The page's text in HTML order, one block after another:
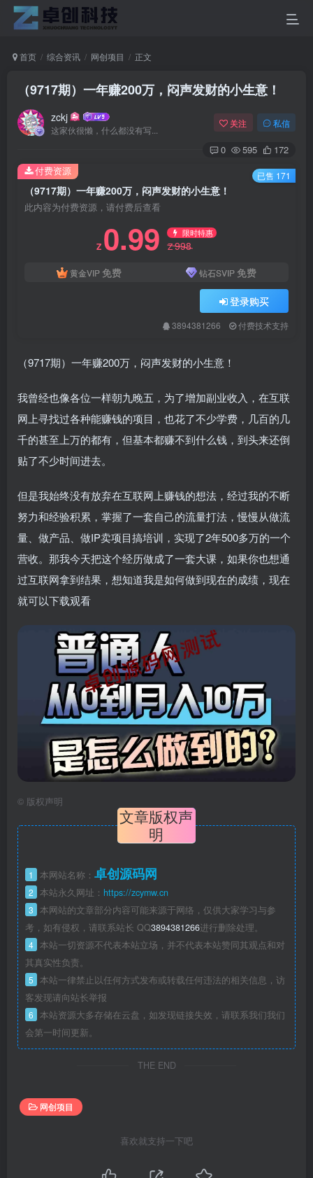
首页 综合资讯 网创项目 正文
（9717期）一年赚200万，闷声发财的小生意！
zckj
这家伙很懒，什么都没有写...
关注 私信
0 595 172
（9717期）一年赚200万，闷声发财的小生意！
此内容为付费资源，请付费后查看
Z 0.99 限时特惠
Z998
黄金VIP 免费 钻石SVIP 免费
登录购买
3894381266 付费技术支持
付费资源 已售 171
（9717期）一年赚200万，闷声发财的小生意！
我曾经也像各位一样朝九晚五，为了增加副业收入，在互联
网上寻找过各种能赚钱的项目，也花了不少学费，几百的几
千的甚至上万的都有，但基本都赚不到什么钱，到头来还倒
贴了不少时间进去。
但是我始终没有放弃在互联网上赚钱的想法，经过我的不断
努力和经验积累，掌握了一套自己的流量打法，慢慢从做流
量、做产品、做IP卖项目搞培训，实现了2年500多万的一个
营收。那我今天把这个经历做成了一套大课，如果你也想通
过互联网拿到结果，想知道我是如何做到现在的成绩，现在
就可以下载观看
© 版权声明
文章版权声
明
1 本网站名称： 卓创源码网
2 本站永久网址： https://zcymw.cn
3 本网站的文章部分内容可能来源于网络，仅供大家学习与参
考，如有侵权，请联系站长 QQ3894381266进行删除处理。
4 本站一切资源不代表本站立场，并不代表本站赞同其观点和对
其真实性负责。
5 本站一律禁止以任何方式发布或转载任何违法的相关信息，访
客发现请向站长举报
6 本站资源大多存储在云盘，如发现链接失效，请联系我们我们
会第一时间更新。
THE END
网创项目
喜欢就支持一下吧